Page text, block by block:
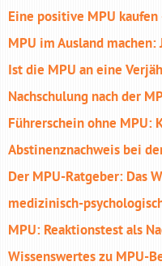
Eine positive MPU
MPU im Ausland machen:
Ist die MPU an eine
Nachschulung nach der
Führerschein ohne MPU:
Abstinenznachweis bei
Der MPU-Ratgeber: Das
medizinisch-
MPU: Reaktionstest als
Wissenswertes zu MPU-